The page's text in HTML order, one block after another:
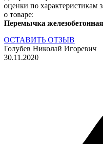
оценки по характеристикам
о товаре:
Перемычка
ОСТАВИТЬ ОТЗЫВ
Голубев Николай Игоревич
30.11.2020